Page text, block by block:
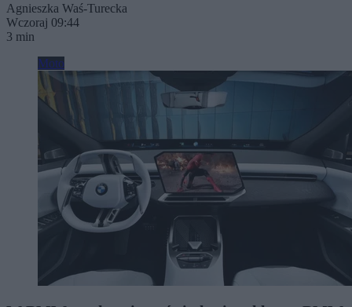
Agnieszka Waś-Turecka
Wczoraj 09:44
3 min
Moto